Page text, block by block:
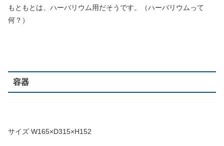
もともとは、ハーバリウム用だそうです。（ハーバリウムって
何？）
容器
サイズ W165×D315×H152